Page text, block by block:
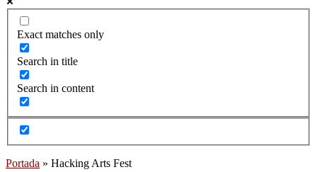
Exact matches only
Search in title
Search in content
Portada » Hacking Arts Fest